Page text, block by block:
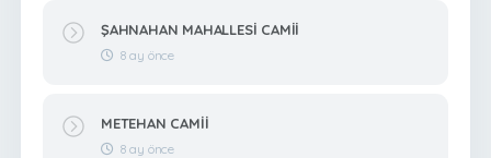
ŞAHNAHAN MAHALLESİ CAMİİ
8 ay önce
METEHAN CAMİİ
8 ay önce